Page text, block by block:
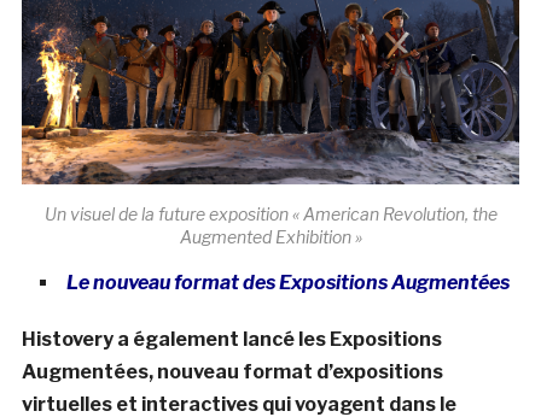
Un visuel de la future exposition « American Revolution, the
Augmented Exhibition »
Le nouveau format des Expositions Augmentées
Histovery a également lancé les Expositions
Augmentées, nouveau format d’expositions
virtuelles et interactives qui voyagent dans le